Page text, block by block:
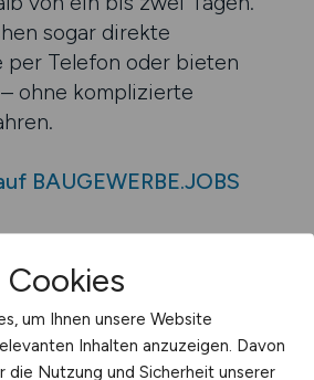
sogar direkte
per Telefon oder bieten
ohne komplizierte
BAUGEWERBE.JOBS
bringt Sie
Cookies
um Ihnen unsere Website
Inhalten anzuzeigen. Davon
die Nutzung und Sicherheit unserer